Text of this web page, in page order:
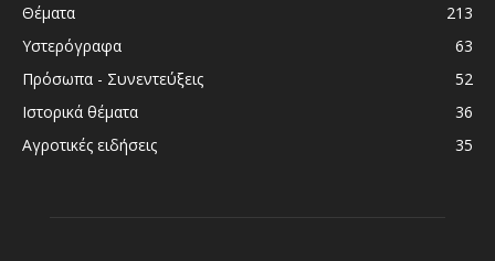
Θέματα
213
Υστερόγραφα
63
Πρόσωπα - Συνεντεύξεις
52
Ιστορικά θέματα
36
Αγροτικές ειδήσεις
35